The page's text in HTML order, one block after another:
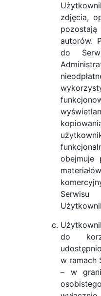
zdjęcia,
pozostają
autorów.
do
obejmuje
do
w ramach
– w